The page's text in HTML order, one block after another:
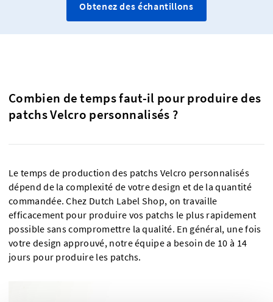
Obtenez des échantillons
Combien de temps faut-il pour produire des
patchs Velcro personnalisés ?
Le temps de production des patchs Velcro personnalisés
dépend de la complexité de votre design et de la quantité
commandée. Chez Dutch Label Shop, on travaille
efficacement pour produire vos patchs le plus rapidement
possible sans compromettre la qualité. En général, une fois
votre design approuvé, notre équipe a besoin de 10 à 14
jours pour produire les patchs.